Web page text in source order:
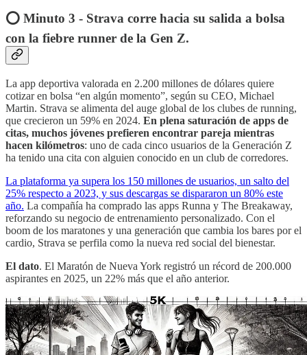
⭕️ Minuto 3 - Strava corre hacia su salida a bolsa
con la fiebre runner de la Gen Z.
La app deportiva valorada en 2.200 millones de dólares quiere
cotizar en bolsa “en algún momento”, según su CEO, Michael
Martin. Strava se alimenta del auge global de los clubes de running,
que crecieron un 59% en 2024. En plena saturación de apps de
citas, muchos jóvenes prefieren encontrar pareja mientras
hacen kilómetros: uno de cada cinco usuarios de la Generación Z
ha tenido una cita con alguien conocido en un club de corredores.
La plataforma ya supera los 150 millones de usuarios, un salto del
25% respecto a 2023, y sus descargas se dispararon un 80% este
año. La compañía ha comprado las apps Runna y The Breakaway,
reforzando su negocio de entrenamiento personalizado. Con el
boom de los maratones y una generación que cambia los bares por el
cardio, Strava se perfila como la nueva red social del bienestar.
El dato. El Maratón de Nueva York registró un récord de 200.000
aspirantes en 2025, un 22% más que el año anterior.